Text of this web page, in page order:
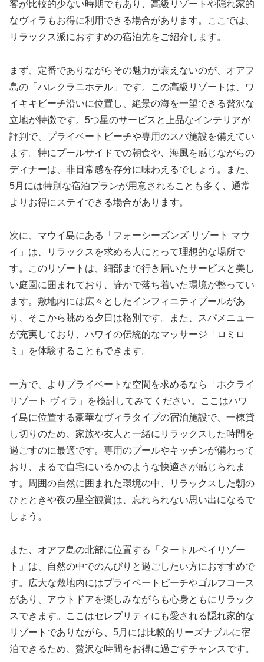
客が比較的少ない時期でもあり、高級リゾートや隠れ家的
なヴィラもお得に利用できる場合があります。ここでは、
リラックス派におすすめの宿泊先をご紹介します。
まず、定番でありながらその魅力が衰えないのが、オアフ
島の「ハレクラニホテル」です。この高級リゾートは、ワ
イキキビーチ沿いに位置し、絶景の海を一望できる贅沢な
立地が特徴です。5つ星のサービスと上品なインテリアが
評判で、プライベートビーチや専用のスパ施設を備えてい
ます。特にプールサイドでの朝食や、海風を感じながらの
ディナーは、非日常感を存分に味わえるでしょう。また、
5月には特別な宿泊プランが用意されることも多く、通常
よりお得にステイできる場合があります。
次に、マウイ島にある「フォーシーズンズ リゾート マウ
イ」は、リラックスを求める人にとって理想的な場所で
す。このリゾートは、細部まで行き届いたサービスと美し
い庭園に囲まれており、静かで落ち着いた環境が整ってい
ます。敷地内には広々としたインフィニティプールがあ
り、そこから眺める夕日は格別です。また、スパメニュー
が充実しており、ハワイの伝統的なマッサージ「ロミロ
ミ」を体験することもできます。
一方で、よりプライベートな空間を求めるなら「ホクライ
リゾート ヴィラ」を検討してみてください。ここはハワ
イ島に位置する豪華なヴィラタイプの宿泊施設で、一棟貸
し切りのため、家族や友人と一緒にリラックスした時間を
過ごすのに最適です。専用のプールやキッチンが備わって
おり、まるで自宅にいるかのような快適さが感じられま
す。周囲の自然に囲まれた環境の中、リラックスした朝の
ひとときや夜の星空観賞は、忘れられない思い出になるで
しょう。
また、オアフ島の北部に位置する「タートルベイリゾー
ト」は、自然の中でのんびりと過ごしたい方におすすめで
す。広大な敷地内にはプライベートビーチやゴルフコース
があり、アウトドアを楽しみながらも心身ともにリラック
スできます。ここはセレブリティにも愛される隠れ家的な
リゾートでありながら、5月には比較的リーズナブルに宿
泊できるため、贅沢な時間をお得に過ごすチャンスです。